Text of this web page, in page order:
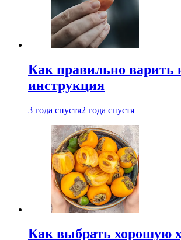
Как правильно варить
инструкция
3 года спустя2 года спустя
Как выбрать хорошую